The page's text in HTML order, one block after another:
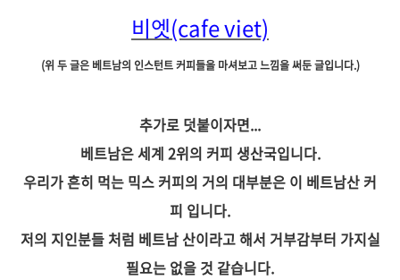
비엣(cafe viet)
(위 두 글은 베트남의 인스턴트 커피들을 마셔보고 느낌을 써둔 글입니다.)
추가로 덧붙이자면...
베트남은 세계 2위의 커피 생산국입니다.
우리가 흔히 먹는 믹스 커피의 거의 대부분은 이 베트남산 커
피 입니다.
저의 지인분들 처럼 베트남 산이라고 해서 거부감부터 가지실
필요는 없을 것 같습니다.